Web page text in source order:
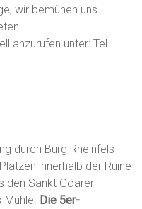
wir bemühen uns
anzurufen unter: Tel.
durch Burg Rheinfels
innerhalb der Ruine
den Sankt Goarer
Mühle. Die 5er-